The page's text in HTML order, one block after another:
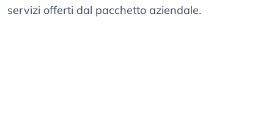
servizi offerti dal pacchetto aziendale.